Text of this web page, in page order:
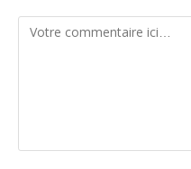
Comment